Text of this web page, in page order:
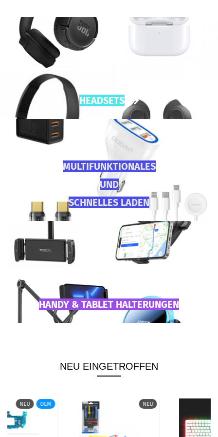
HEADSETS
MULTIFUNKTIONALES
UND
SCHNELLES LADEN
HANDY & TABLET HALTERUNGEN
NEU EINGETROFFEN
NEU OEM NEU